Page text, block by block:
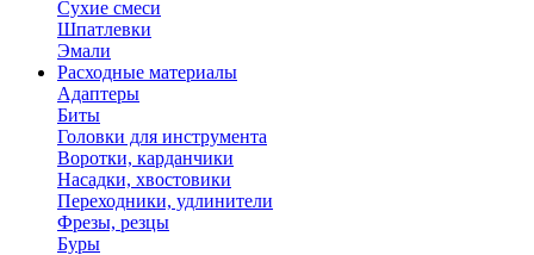
Сухие смеси
Шпатлевки
Эмали
Расходные материалы
Адаптеры
Биты
Головки для инструмента
Воротки, карданчики
Насадки, хвостовики
Переходники, удлинители
Фрезы, резцы
Буры